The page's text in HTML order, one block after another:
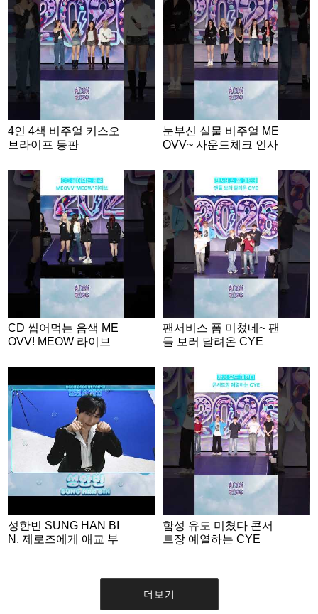
4인 4색 비주얼 키스오
브라이프 등판
눈부신 실물 비주얼 ME
OVV~ 사운드체크 인사
CD 씹어먹는 음색 ME
OVV! MEOW 라이브
팬서비스 폼 미쳤네~ 팬
들 보러 달려온 CYE
성한빈 SUNG HAN BI
N, 제로즈에게 애교 부
d you rather’ game EN
함성 유도 미쳤다 콘서
트장 예열하는 CYE
더보기